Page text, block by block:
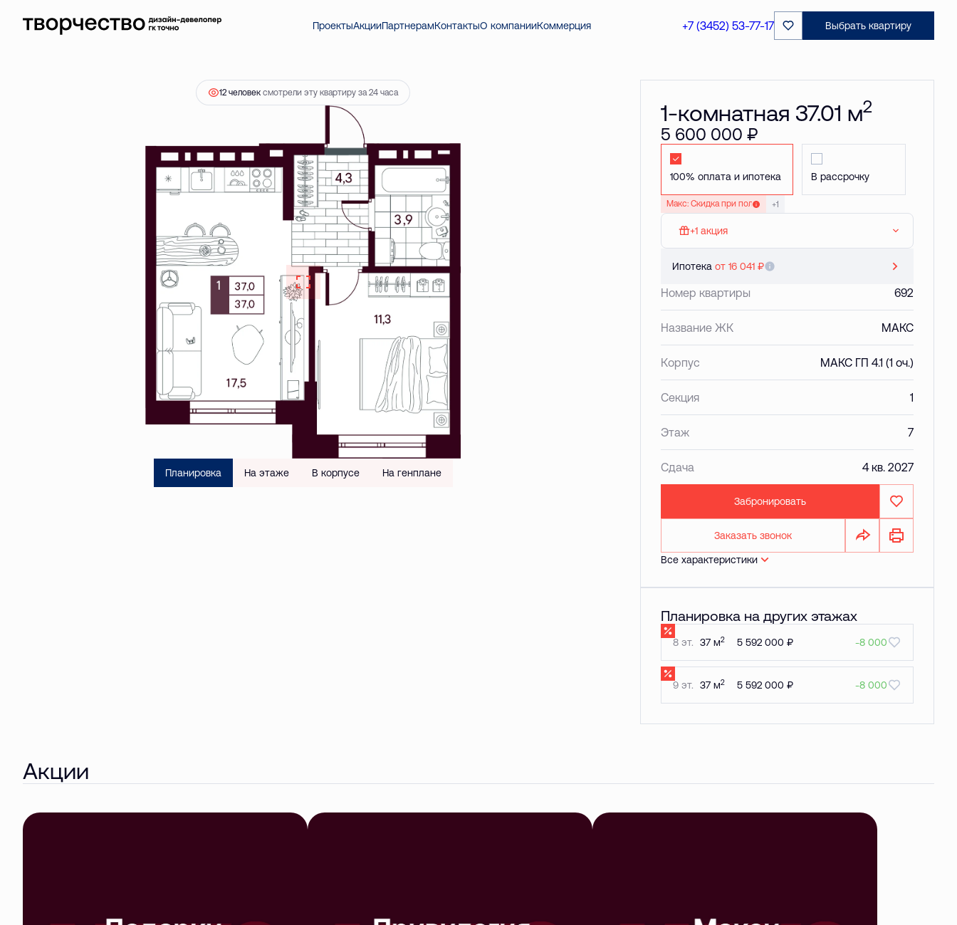
ПроектыАкцииПартнерамКонтактыО компанииКоммерция +7 (3452) 53-77-17 Выбрать квартиру
1-комнатная37.01 м2 5 600 000 ₽ от 16 041 ₽ Забронировать
12 человек смотрели эту квартиру за 24 часа
Планировка На этаже В корпусе На генплане
1-комнатная 37.01 м2
5 600 000 ₽
Стандартная Стандартная
Макс: Скидка при полной оплате до 20 %
+1
+1 акция
Ипотека от 16 041 ₽
Номер квартиры 692
Название ЖК МАКС
Корпус МАКС ГП 4.1 (1 оч.)
Секция 1
Этаж 7
Сдача 4 кв. 2027
Забронировать
Заказать звонок
Все характеристики
Планировка на других этажах
8 эт. 37 м2 5 592 000 ₽ -8 000
9 эт. 37 м2 5 592 000 ₽ -8 000
Акции